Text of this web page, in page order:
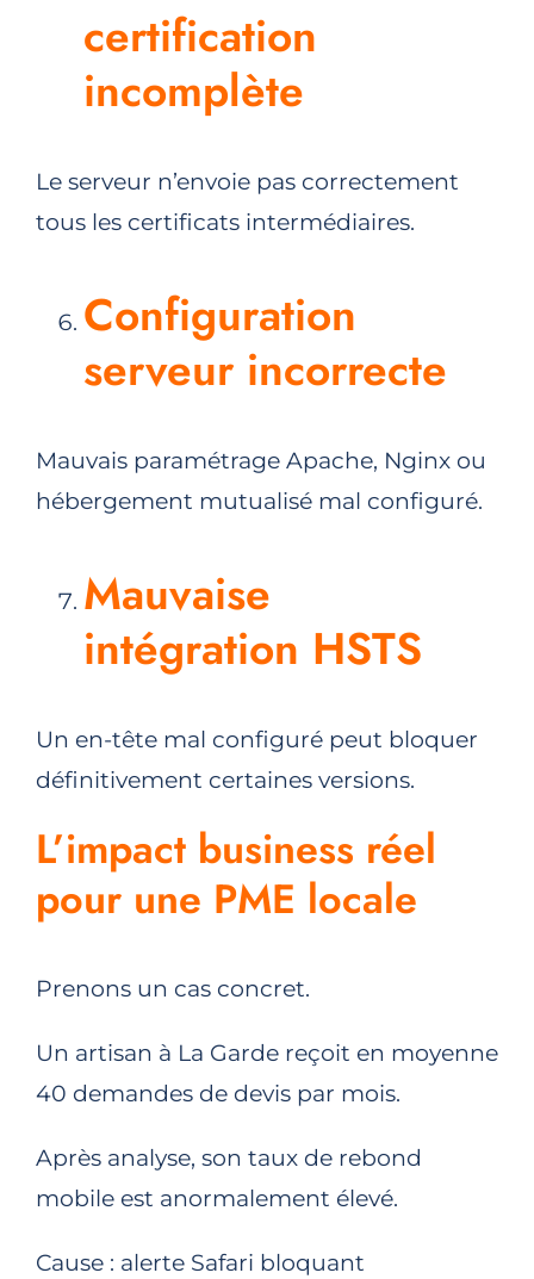
certification
incomplète
Le serveur n’envoie pas correctement
tous les certificats intermédiaires.
Configuration
serveur incorrecte
Mauvais paramétrage Apache, Nginx ou
hébergement mutualisé mal configuré.
Mauvaise
intégration HSTS
Un en-tête mal configuré peut bloquer
définitivement certaines versions.
L’impact business réel
pour une PME locale
Prenons un cas concret.
Un artisan à La Garde reçoit en moyenne
40 demandes de devis par mois.
Après analyse, son taux de rebond
mobile est anormalement élevé.
Cause : alerte Safari bloquant